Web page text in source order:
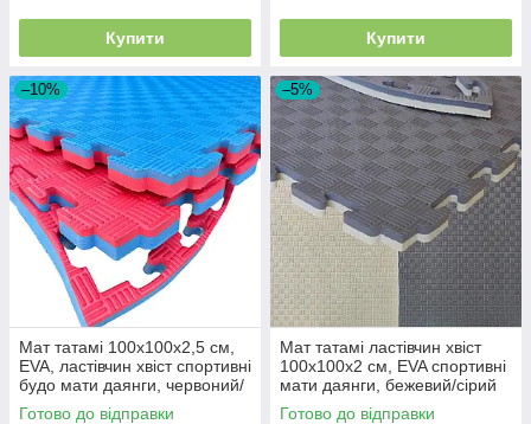
Купити Купити
–10%
Мат татамі 100х100х2,5 см,
EVA, ластівчин хвіст спортивні
будо мати даянги, червоний/
синій
Готово до відправки
–5%
Мат татамі ластівчин хвіст
100х100х2 см, EVA спортивні
мати даянги, бежевий/сірий
Готово до відправки